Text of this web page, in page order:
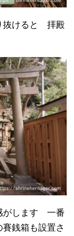
抜けると 拝殿
がします 一番
銭箱も設置さ